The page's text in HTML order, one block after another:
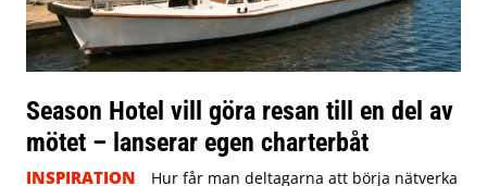
Season Hotel vill göra resan till en del av
mötet – lanserar egen charterbåt
INSPIRATION
Hur får man deltagarna att börja nätverka